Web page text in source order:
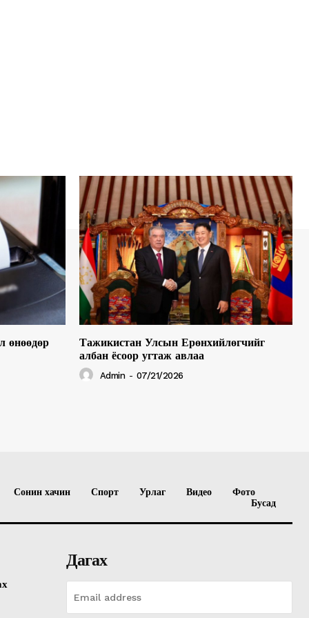
өнөөдөр
Тажикистан Улсын Ерөнхийлөгчийг
албан ёсоор угтаж авлаа
Admin - 07/21/2026
Сонин хачин Спорт Урлаг Видео
Фото
Бусад
Дагах